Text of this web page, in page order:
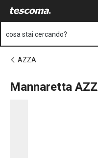
Vai al
cosa stai cercando?
AZZA
Mannaretta